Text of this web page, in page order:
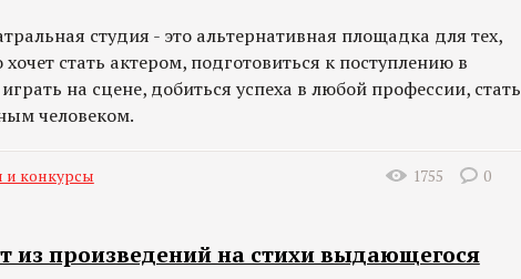
студия - это альтернативная площадка для тех,
хочет стать актером, подготовиться к поступлению в
на сцене, добиться успеха в любой профессии, стать
человеком.
и конкурсы 1755 0
из произведений на стихи выдающегося